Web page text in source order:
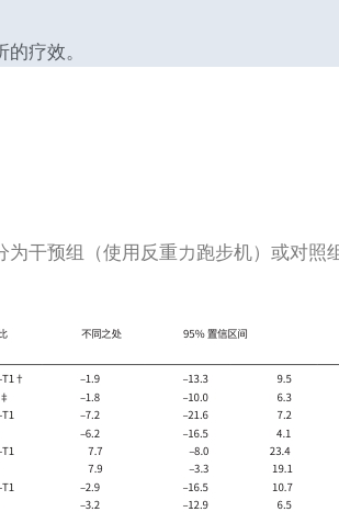
疗效。
干预组（使用反重力跑步机）或对照